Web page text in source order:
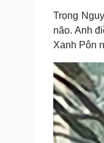
Vụ án
Tin nóng
Tư vấn luật
Sức khỏe
Dinh
Cây thuốc
Sản phụ
Nhi khoa
Trọng
não. Anh
Xanh Pôn